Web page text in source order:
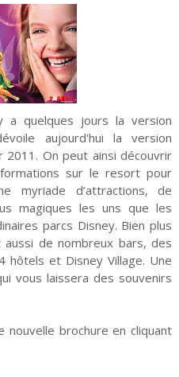
quelques jours la version
aujourd'hui la version
2011. On peut ainsi découvrir
sur le resort pour
myriade d’attractions, de
magiques les uns que les
parcs Disney. Bien plus
aussi de nombreux bars, des
hôtels et Disney Village. Une
vous laissera des souvenirs
brochure en cliquant